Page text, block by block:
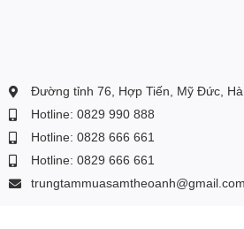
Đường tỉnh 76, Hợp Tiến, Mỹ Đức,
Hotline: 0829 990 888
Hotline: 0828 666 661
Hotline: 0829 666 661
trungtammuasamtheoanh@gmail.com